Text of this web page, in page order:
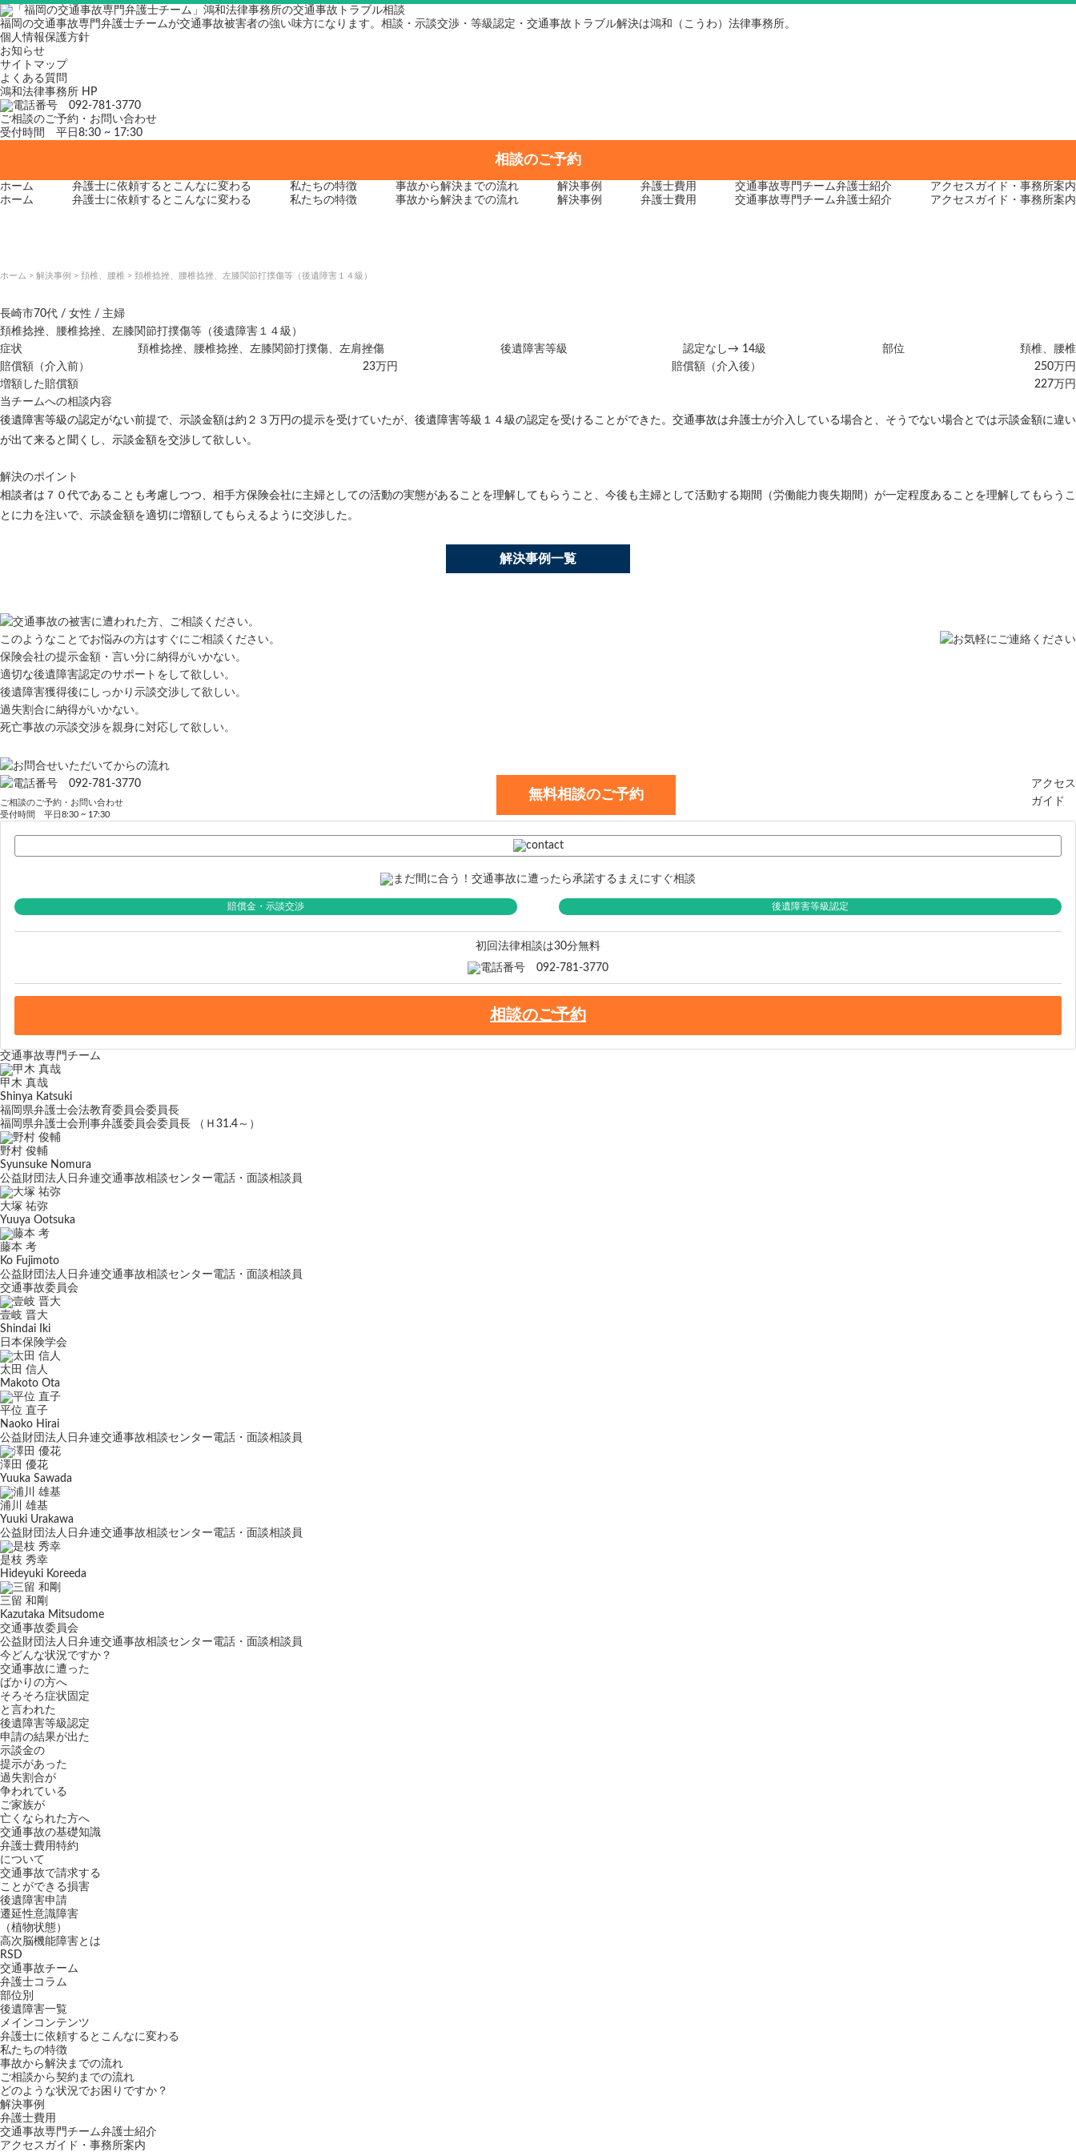
福岡の交通事故専門弁護士チームが交通事故被害者の強い味方になります。相談・示談交渉・等級認定・交通事故トラブル解決は鴻和（こうわ）法律事務所。
個人情報保護方針
お知らせ
サイトマップ
よくある質問
鴻和法律事務所 HP
ご相談のご予約・お問い合わせ
受付時間 平日8:30 ~ 17:30
相談のご予約
ホーム 弁護士に依頼すると こんなに変わる 私たちの特徴 事故から解決までの流れ 解決事例 弁護士費用 交通事故専門チーム弁護士紹介 アクセスガイド・ 事務所案内
ホーム
弁護士に依頼すると こんなに変わる 私たちの特徴 事故から解決までの流れ 解決事例 弁護士費用 交通事故専門チーム弁護士紹介 アクセスガイド・ 事務所案内
ホーム > 解決事例 > 頚椎、腰椎 > 頚椎捻挫、腰椎捻挫、左膝関節打撲傷等（後遺障害１４級）
長崎市70代 / 女性 / 主婦
頚椎捻挫、腰椎捻挫、左膝関節打撲傷等（後遺障害１４級）
症状
頚椎捻挫、腰椎捻挫、左膝関節打撲傷、左肩挫傷 後遺障害等級 認定なし→ 14級 部位
頚椎、腰椎
賠償額（介入前）
23万円 賠償額（介入後）
250万円
増額した賠償額
227万円
当チームへの相談内容
後遺障害等級の認定がない前提で、示談金額は約２３万円の提示を受けていたが、後遺障害等級１４級の認定を受けることができた。交通事故は弁護士が介入している場合と、そうでない場合とでは示談金額に違い
が出て来ると聞くし、示談金額を交渉して欲しい。
解決のポイント
相談者は７０代であることも考慮しつつ、相手方保険会社に主婦としての活動の実態があることを理解してもらうこと、今後も主婦として活動する期間（労働能力喪失期間）が一定程度あることを理解してもらうこ
とに力を注いで、示談金額を適切に増額してもらえるように交渉した。
解決事例一覧
このようなことでお悩みの方はすぐにご相談ください。
保険会社の提示金額・言い分に納得がいかない。
適切な後遺障害認定のサポートをして欲しい。
後遺障害獲得後にしっかり示談交渉して欲しい。
過失割合に納得がいかない。
死亡事故の示談交渉を親身に対応して欲しい。
ご相談のご予約・お問い合わせ
受付時間 平日8:30 ~ 17:30
無料相談のご予約
アクセス
ガイド
賠償金・示談交渉 後遺障害等級認定
初回法律相談は30分無料
相談のご予約
交通事故専門チーム
甲木 真哉
Shinya Katsuki
福岡県弁護士会法教育委員会委員長
福岡県弁護士会刑事弁護委員会委員長 （Ｈ31.4～）
野村 俊輔
Syunsuke Nomura
公益財団法人日弁連交通事故相談センター電話・面談相談員
大塚 祐弥
Yuuya Ootsuka
藤本 考
Ko Fujimoto
公益財団法人日弁連交通事故相談センター電話・面談相談員
交通事故委員会
壹岐 晋大
Shindai Iki
日本保険学会
太田 信人
Makoto Ota
平位 直子
Naoko Hirai
公益財団法人日弁連交通事故相談センター電話・面談相談員
澤田 優花
Yuuka Sawada
浦川 雄基
Yuuki Urakawa
公益財団法人日弁連交通事故相談センター電話・面談相談員
是枝 秀幸
Hideyuki Koreeda
三留 和剛
Kazutaka Mitsudome
交通事故委員会
公益財団法人日弁連交通事故相談センター電話・面談相談員
今どんな状況ですか？
交通事故に遭った
ばかりの方へ
そろそろ症状固定
と言われた
後遺障害等級認定
申請の結果が出た
示談金の
提示があった
過失割合が
争われている
ご家族が
亡くなられた方へ
交通事故の基礎知識
弁護士費用特約
について
交通事故で請求する
ことができる損害
後遺障害申請
遷延性意識障害
（植物状態）
高次脳機能障害とは
RSD
交通事故チーム
弁護士コラム
部位別
後遺障害一覧
メインコンテンツ
弁護士に依頼するとこんなに変わる
私たちの特徴
事故から解決までの流れ
ご相談から契約までの流れ
どのような状況でお困りですか？
解決事例
弁護士費用
交通事故専門チーム弁護士紹介
アクセスガイド・事務所案内